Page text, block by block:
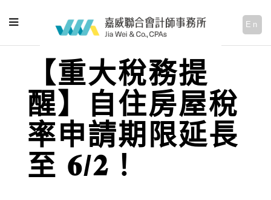
En
【重大稅務提
醒】自住房屋稅
率申請期限延長
至 𝟔/𝟐！